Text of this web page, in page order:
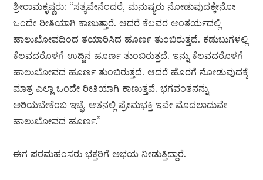
ಶ್ರೀರಾಮಕೃಷ್ಣರು: “ಸತ್ಯವೇನೆಂದರೆ, ಮನುಷ್ಯರು ನೋಡುವುದಕ್ಕೇನೋ
ಒಂದೇ ರೀತಿಯಾಗಿ ಕಾಣುತ್ತಾರೆ. ಆದರೆ ಕೆಲವರ ಆಂತರ್ಯದಲ್ಲಿ
ಹಾಲುಖೋವದಿಂದ ತಯಾರಿಸಿದ ಹೂರ್ಣ ತುಂಬಿರುತ್ತದೆ. ಕಡುಬುಗಳಲ್ಲಿ
ಕೆಲವದರೊಳಗೆ ಉದ್ದಿನ ಹೂರ್ಣ ತುಂಬಿರುತ್ತದೆ. ಇನ್ನು ಕೆಲವದರೊಳಗೆ
ಹಾಲುಖೋವದ ಹೂರ್ಣ ತುಂಬಿರುತ್ತದೆ. ಆದರೆ ಹೊರಗೆ ನೋಡುವುದಕ್ಕೆ
ಮಾತ್ರ ಎಲ್ಲಾ ಒಂದೇ ರೀತಿಯಾಗಿ ಕಾಣುತ್ತವೆ. ಭಗವಂತನನ್ನು
ಅರಿಯಬೇಕೆಂಬ ಇಚ್ಛೆ, ಆತನಲ್ಲಿ ಪ್ರೇಮಭಕ್ತಿ ಇವೇ ಮೊದಲಾದುವೇ
ಹಾಲುಖೋವದ ಹೂರ್ಣ.”
ಈಗ ಪರಮಹಂಸರು ಭಕ್ತರಿಗೆ ಅಭಯ ನೀಡುತ್ತಿದ್ದಾರೆ.